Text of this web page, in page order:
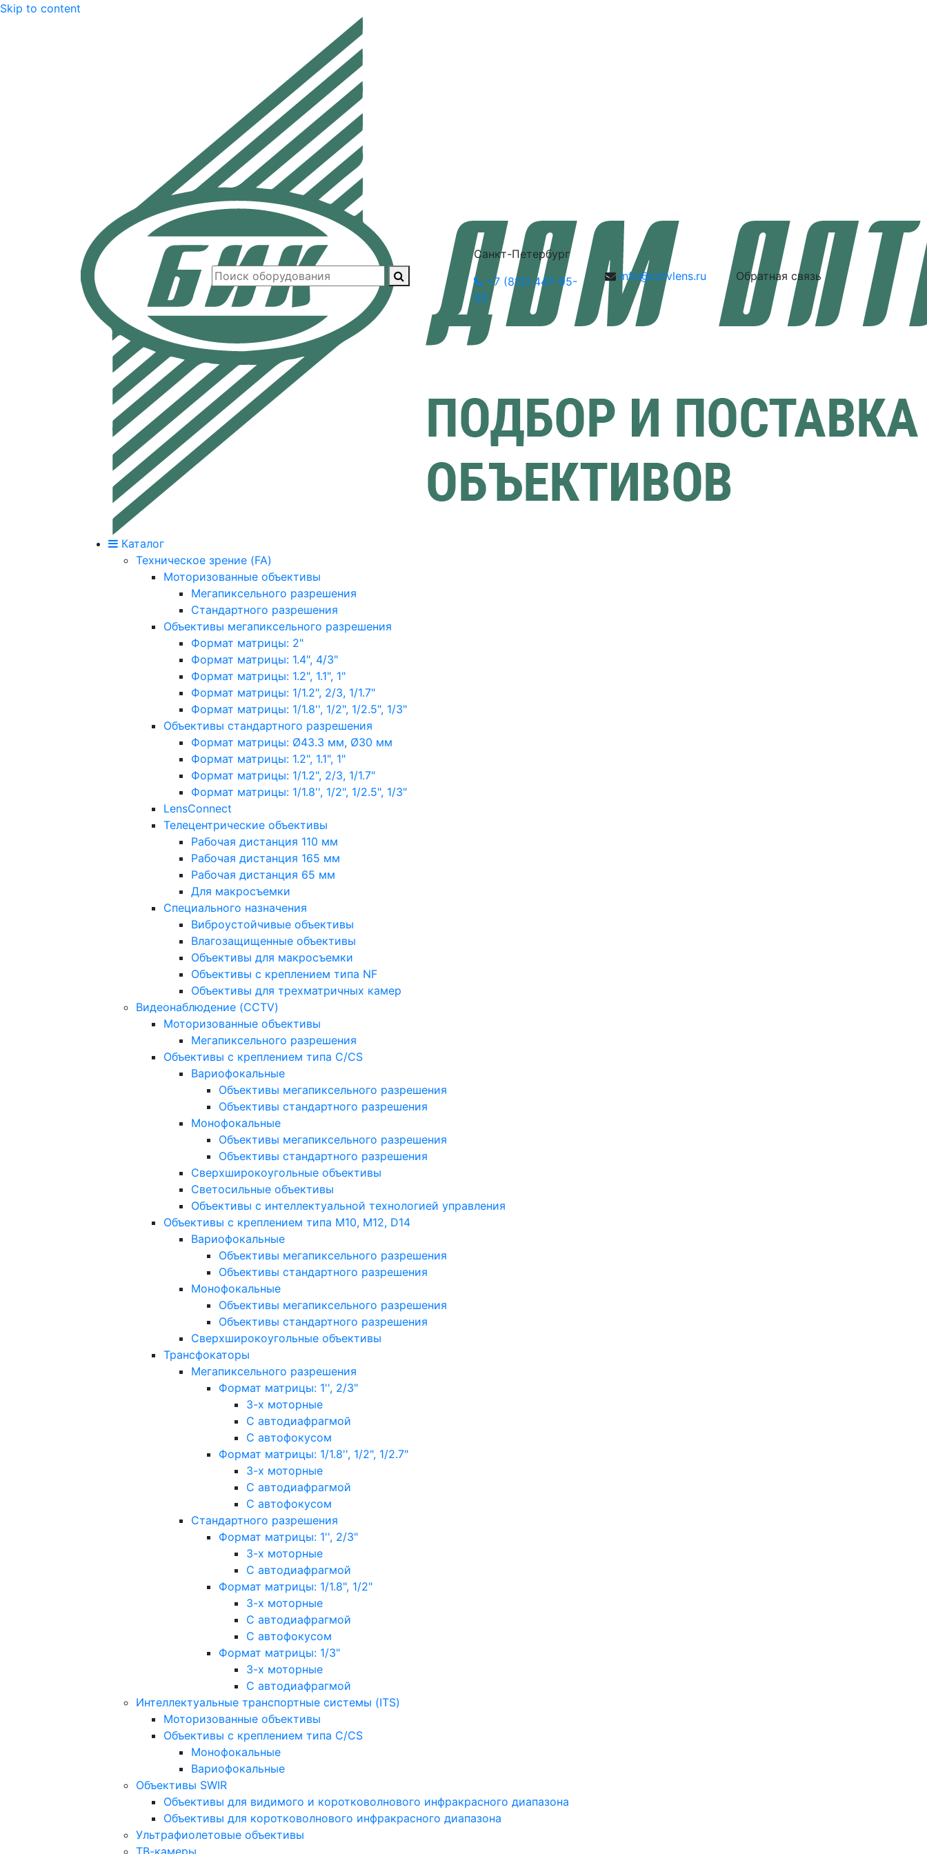
Skip to content
Санкт-Петербург
+7 (812) 447-95-
55
info@cctvlens.ru Обратная связь
Каталог
Техническое зрение (FA)
Моторизованные объективы
Мегапиксельного разрешения
Стандартного разрешения
Объективы мегапиксельного разрешения
Формат матрицы: 2"
Формат матрицы: 1.4", 4/3"
Формат матрицы: 1.2", 1.1", 1"
Формат матрицы: 1/1.2", 2/3, 1/1.7"
Формат матрицы: 1/1.8'', 1/2", 1/2.5", 1/3"
Объективы стандартного разрешения
Формат матрицы: Ø43.3 мм, Ø30 мм
Формат матрицы: 1.2", 1.1", 1"
Формат матрицы: 1/1.2", 2/3, 1/1.7"
Формат матрицы: 1/1.8'', 1/2", 1/2.5", 1/3"
LensConnect
Телецентрические объективы
Рабочая дистанция 110 мм
Рабочая дистанция 165 мм
Рабочая дистанция 65 мм
Для макросъемки
Специального назначения
Виброустойчивые объективы
Влагозащищенные объективы
Объективы для макросъемки
Объективы с креплением типа NF
Объективы для трехматричных камер
Видеонаблюдение (CCTV)
Моторизованные объективы
Мегапиксельного разрешения
Объективы с креплением типа C/CS
Вариофокальные
Объективы мегапиксельного разрешения
Объективы стандартного разрешения
Монофокальные
Объективы мегапиксельного разрешения
Объективы стандартного разрешения
Сверхширокоугольные объективы
Светосильные объективы
Объективы с интеллектуальной технологией управления
Объективы с креплением типа M10, M12, D14
Вариофокальные
Объективы мегапиксельного разрешения
Объективы стандартного разрешения
Монофокальные
Объективы мегапиксельного разрешения
Объективы стандартного разрешения
Сверхширокоугольные объективы
Трансфокаторы
Мегапиксельного разрешения
Формат матрицы: 1'', 2/3"
3-х моторные
С автодиафрагмой
С автофокусом
Формат матрицы: 1/1.8'', 1/2", 1/2.7"
3-х моторные
С автодиафрагмой
С автофокусом
Стандартного разрешения
Формат матрицы: 1'', 2/3"
3-х моторные
С автодиафрагмой
Формат матрицы: 1/1.8", 1/2"
3-х моторные
С автодиафрагмой
С автофокусом
Формат матрицы: 1/3"
3-х моторные
С автодиафрагмой
Интеллектуальные транспортные системы (ITS)
Моторизованные объективы
Объективы с креплением типа C/CS
Монофокальные
Вариофокальные
Объективы SWIR
Объективы для видимого и коротковолнового инфракрасного диапазона
Объективы для коротковолнового инфракрасного диапазона
Ультрафиолетовые объективы
ТВ-камеры